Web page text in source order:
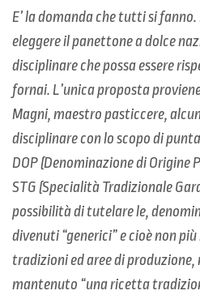
E’ la domanda che tutti si
eleggere il panettone a dolce
disciplinare che possa essere
fornai. L’unica proposta
Magni, maestro pasticcere,
disciplinare con lo scopo di
DOP (Denominazione di
STG (Specialità Tradizionale
possibilità di tutelare le,
divenuti “generici” e cioè non
tradizioni ed aree di produzione,
mantenuto “una ricetta